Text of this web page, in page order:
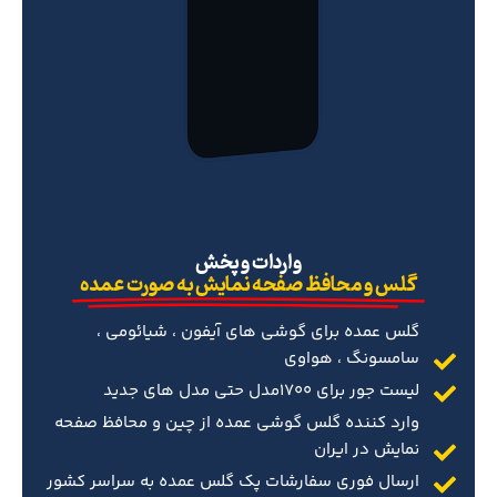
‌واردات و پخش
گلس و محافظ صفحه نمایش به صورت عمده
گلس عمده برای گوشی های آیفون ، شیائومی ،
سامسونگ ، هواوی
لیست جور برای 1700مدل حتی مدل های جدید
وارد کننده گلس گوشی عمده از چین و محافظ صفحه
نمایش در ایران
ارسال فوری سفارشات پک گلس عمده به سراسر کشور